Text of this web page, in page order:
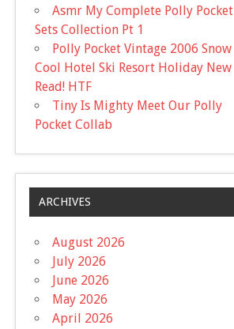
Asmr My Complete Polly Pocket
Sets Collection Pt 1
Polly Pocket Vintage 2006 Snow
Cool Hotel Ski Resort Holiday New
Read! HTF
Tiny Is Mighty Meet Our Polly
Pocket Collab
ARCHIVES
August 2026
July 2026
June 2026
May 2026
April 2026